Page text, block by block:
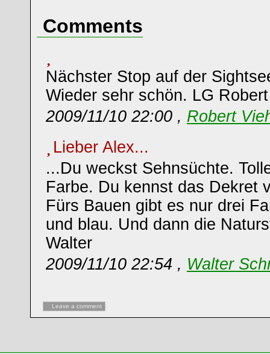
Comments
Nächster Stop auf der
Wieder sehr schön. LG Robert
2009/11/10 22:00 , Robert
Lieber Alex...
...Du weckst Sehnsüchte.
Farbe. Du kennst das Dekret
Fürs Bauen gibt es nur drei
und blau. Und dann die
Walter
2009/11/10 22:54 , Walter
Leave a comment